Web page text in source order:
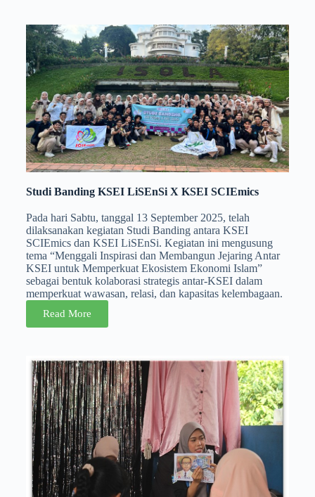
Studi Banding KSEI LiSEnSi X KSEI SCIEmics
Pada hari Sabtu, tanggal 13 September 2025, telah
dilaksanakan kegiatan Studi Banding antara KSEI
SCIEmics dan KSEI LiSEnSi. Kegiatan ini mengusung
tema “Menggali Inspirasi dan Membangun Jejaring Antar
KSEI untuk Memperkuat Ekosistem Ekonomi Islam”
sebagai bentuk kolaborasi strategis antar-KSEI dalam
memperkuat wawasan, relasi, dan kapasitas kelembagaan.
Read More